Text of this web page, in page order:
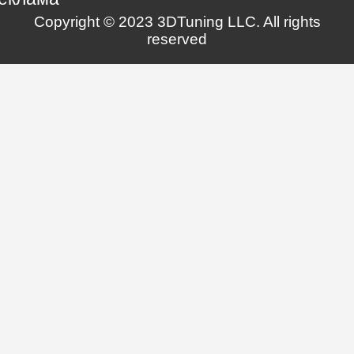
Copyright © 2023 3DTuning LLC. All rights
reserved